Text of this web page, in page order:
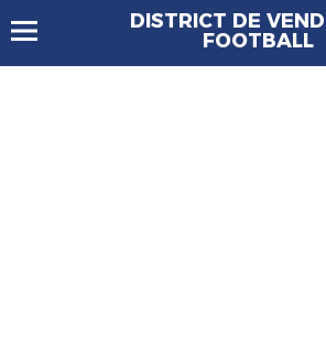
DISTRICT DE
FOOTBALL